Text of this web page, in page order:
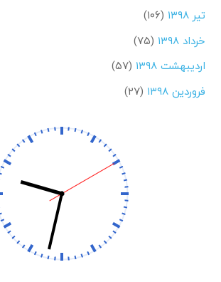
تیر ۱۳۹۸
(۱۰۶)
خرداد ۱۳۹۸
(۷۵)
اردیبهشت ۱۳۹۸
(۵۷)
فروردین ۱۳۹۸
(۲۷)